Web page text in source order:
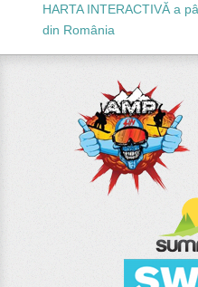
HARTA INTERACTIVĂ a
din România